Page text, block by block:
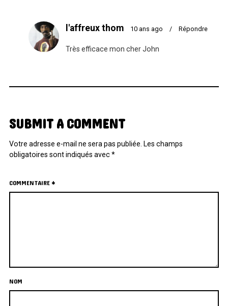
l'affreux thom 10 ans ago / Répondre
Très efficace mon cher John
SUBMIT A COMMENT
Votre adresse e-mail ne sera pas publiée. Les champs
obligatoires sont indiqués avec*
COMMENTAIRE*
NOM